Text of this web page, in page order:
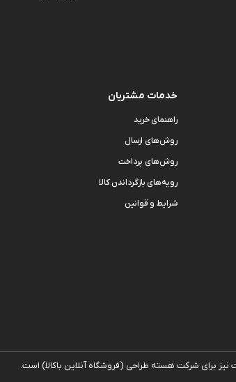
خدمات مشتریان
راهنمای خرید
روش‌های ارسال
روش‌های پرداخت
رویه‌های بازگرداندن کالا
شرایط و قوانین
برای شرکت هسته طراحی (فروشگاه آنلاین با‌کالا) است.